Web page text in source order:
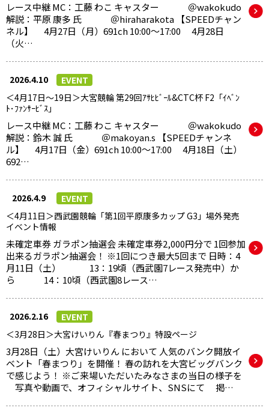
レース中継 MC：工藤 わこ キャスター ＠wakokudo
解説：平原 康多 氏 ＠hiraharakota 【SPEEDチャン
ネル】 4月27日（月）691ch 10:00～17:00 4月28日
（火…
2026.4.10
EVENT
＜4月17日～19日＞大宮競輪 第29回ｱｻﾋﾋﾞｰﾙ&CTC杯 F2「ｲﾍﾞﾝ
ﾄ･ﾌｧﾝｻｰﾋﾞｽ」
レース中継 MC：工藤 わこ キャスター ＠wakokudo
解説：鈴木 誠 氏 ＠makoyan.s 【SPEEDチャンネ
ル】 4月17日（金）691ch 10:00～17:00 4月18日（土）
692…
2026.4.9
EVENT
＜4月11日＞西武園競輪「第1回平原康多カップ G3」場外発売
イベント情報
未確定車券 ガラポン抽選会 未確定車券2,000円分で 1回参加
出来るガラポン抽選会！ ※1回につき最大5回まで 日時：4
月11日（土） 13：19頃（西武園7レース発売中）か
ら 14：10頃（西武園8レース…
2026.2.16
EVENT
＜3月28日＞大宮けいりん『春まつり』特設ページ
3月28日（土）大宮けいりん において 人気のバンク開放イ
ベント「春まつり」を開催！ 春の訪れを大宮ビッグバンク
で感じよう！ ※ご来場いただいたみなさまの当日の様子を
写真や動画で、オフィシャルサイト、SNSにて 掲…